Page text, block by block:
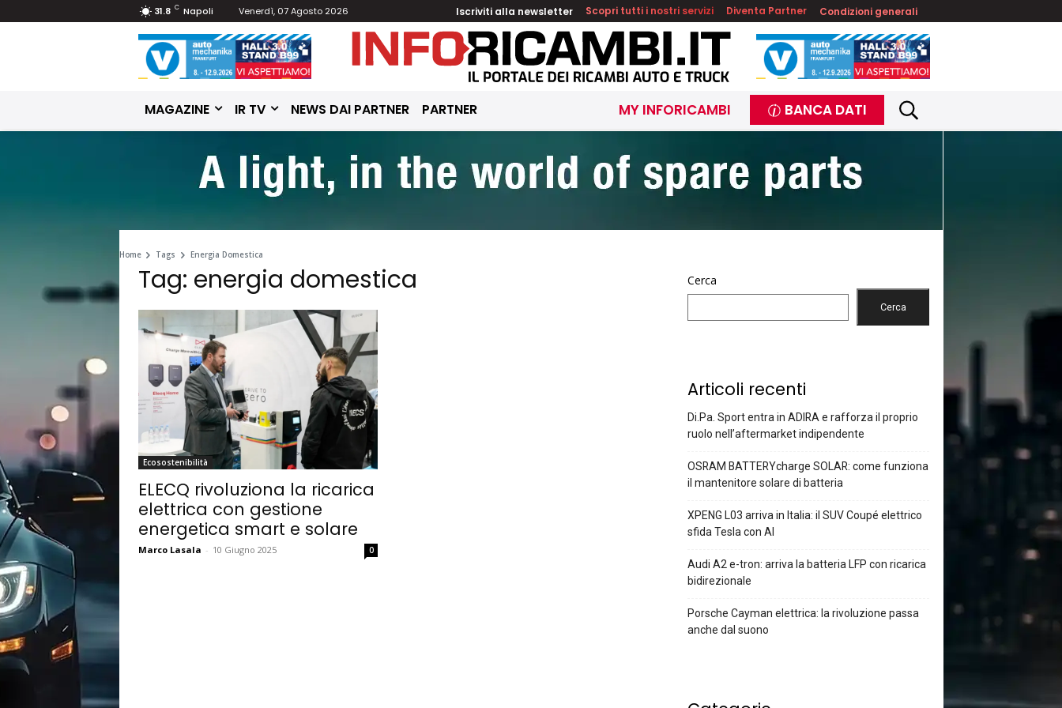
31.8 C Napoli Venerdì, 07 Agosto 2026 Iscriviti alla newsletter Scopri tutti i nostri servizi Diventa Partner Condizioni generali
MAGAZINE IR TV NEWS DAI PARTNER PARTNER MY INFORICAMBI BANCA DATI
Home Tags Energia Domestica
Tag: energia domestica
Ecosostenibilità
ELECQ rivoluziona la ricarica
elettrica con gestione
energetica smart e solare
Marco Lasala - 10 Giugno 2025 0
Cerca
Cerca
Articoli recenti
Di.Pa. Sport entra in ADIRA e rafforza il proprio
ruolo nell’aftermarket indipendente
OSRAM BATTERYcharge SOLAR: come funziona
il mantenitore solare di batteria
XPENG L03 arriva in Italia: il SUV Coupé elettrico
sfida Tesla con AI
Audi A2 e-tron: arriva la batteria LFP con ricarica
bidirezionale
Porsche Cayman elettrica: la rivoluzione passa
anche dal suono